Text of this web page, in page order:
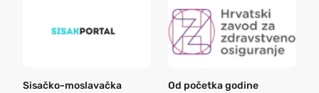
Sisačko-moslavačka
Od početka godine